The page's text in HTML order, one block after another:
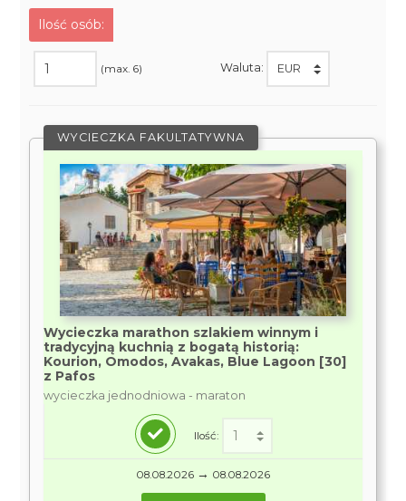
Ilość osób:
(max. 6) Waluta:
WYCIECZKA FAKULTATYWNA
Wycieczka marathon szlakiem winnym i
tradycyjną kuchnią z bogatą historią:
Kourion, Omodos, Avakas, Blue Lagoon [30]
z Pafos
wycieczka jednodniowa - maraton
Ilość:
08.08.2026 → 08.08.2026